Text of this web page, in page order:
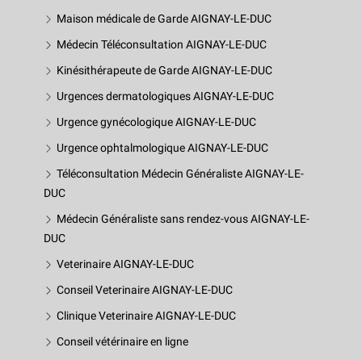
Maison médicale de Garde AIGNAY-LE-DUC
Médecin Téléconsultation AIGNAY-LE-DUC
Kinésithérapeute de Garde AIGNAY-LE-DUC
Urgences dermatologiques AIGNAY-LE-DUC
Urgence gynécologique AIGNAY-LE-DUC
Urgence ophtalmologique AIGNAY-LE-DUC
Téléconsultation Médecin Généraliste AIGNAY-LE-
DUC
Médecin Généraliste sans rendez-vous AIGNAY-LE-
DUC
Veterinaire AIGNAY-LE-DUC
Conseil Veterinaire AIGNAY-LE-DUC
Clinique Veterinaire AIGNAY-LE-DUC
Conseil vétérinaire en ligne